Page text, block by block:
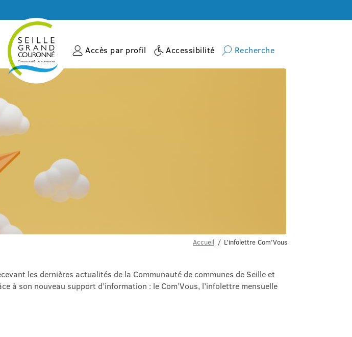
Accès par profil Accessibilité Recherche
Accueil L’infolettre Com’Vous
les dernières actualités de la Communauté de communes de Seille et
à son nouveau support d’information : le Com’Vous, l’infolettre mensuelle